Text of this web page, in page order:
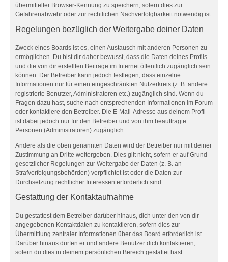
übermittelter Browser-Kennung zu speichern, sofern dies zur
Gefahrenabwehr oder zur rechtlichen Nachverfolgbarkeit notwendig ist.
Regelungen bezüglich der Weitergabe deiner Daten
Zweck eines Boards ist es, einen Austausch mit anderen Personen zu
ermöglichen. Du bist dir daher bewusst, dass die Daten deines Profils
und die von dir erstellten Beiträge im Internet öffentlich zugänglich sein
können. Der Betreiber kann jedoch festlegen, dass einzelne
Informationen nur für einen eingeschränkten Nutzerkreis (z. B. andere
registrierte Benutzer, Administratoren etc.) zugänglich sind. Wenn du
Fragen dazu hast, suche nach entsprechenden Informationen im Forum
oder kontaktiere den Betreiber. Die E-Mail-Adresse aus deinem Profil
ist dabei jedoch nur für den Betreiber und von ihm beauftragte
Personen (Administratoren) zugänglich.
Andere als die oben genannten Daten wird der Betreiber nur mit deiner
Zustimmung an Dritte weitergeben. Dies gilt nicht, sofern er auf Grund
gesetzlicher Regelungen zur Weitergabe der Daten (z. B. an
Strafverfolgungsbehörden) verpflichtet ist oder die Daten zur
Durchsetzung rechtlicher Interessen erforderlich sind.
Gestattung der Kontaktaufnahme
Du gestattest dem Betreiber darüber hinaus, dich unter den von dir
angegebenen Kontaktdaten zu kontaktieren, sofern dies zur
Übermittlung zentraler Informationen über das Board erforderlich ist.
Darüber hinaus dürfen er und andere Benutzer dich kontaktieren,
sofern du dies in deinem persönlichen Bereich gestattet hast.